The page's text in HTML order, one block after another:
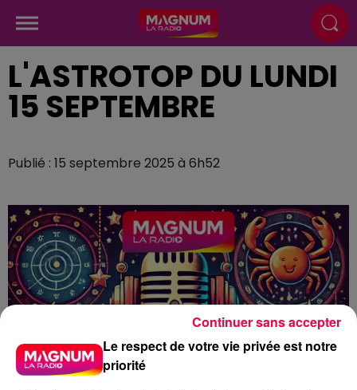
L'ASTROTOP DU LUNDI
15 SEPTEMBRE
Publié : 15 septembre 2025 à 6h52
Le respect de votre vie privée est notre
priorité
Continuer sans accepter